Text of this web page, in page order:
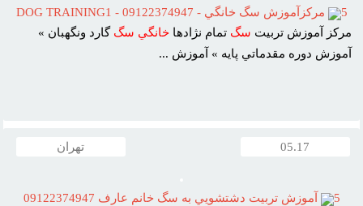
5
مرکزآموزش سگ خانگي - 09122374947 - DOG TRAINING1
مرکز آموزش تربيت سگ تمام نژادهاخانگي سگ گارد ونگهبان »
آموزش دوره مقدماتي پايه » آموزش ...
05.17 تهران
5
آموزش تربيت دشتشويي به سگ خانم عارف 09122374947